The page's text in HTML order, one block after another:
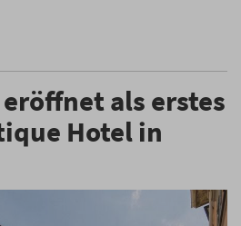
als erstes
Hotel in